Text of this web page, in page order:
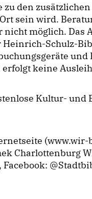
den
sein wird.
möglich. Das
Schulz-
und
keine
Kultur-
Charlottenburg